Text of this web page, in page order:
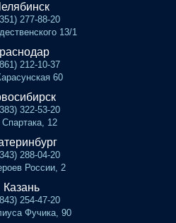
277-88-20
13/1
212-10-37
60
322-53-20
12
288-04-20
России, 2
Казань
254-47-20
Фучика, 90